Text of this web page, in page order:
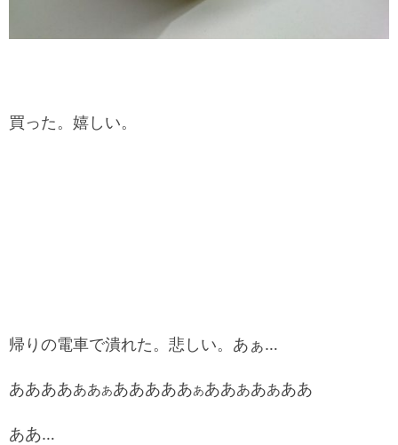
買った。嬉しい。
帰りの電車で潰れた。悲しい。あぁ…
ああああああああああああああああああああ
ああ…